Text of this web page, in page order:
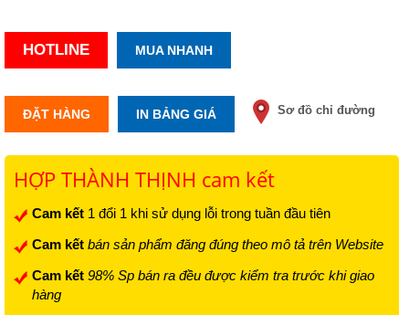
HOTLINE MUA NHANH
ĐẶT HÀNG IN BẢNG GIÁ Sơ đồ chỉ đường
HỢP THÀNH THỊNH cam kết
Cam kết 1 đổi 1 khi sử dụng lỗi trong tuần đầu tiên
Cam kết bán sản phẩm đăng đúng theo mô tả trên Website
Cam kết 98% Sp bán ra đều được kiểm tra trước khi giao
hàng